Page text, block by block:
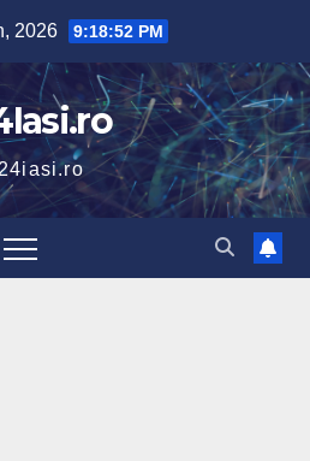
2026 9:18:53 PM
24iasi.ro